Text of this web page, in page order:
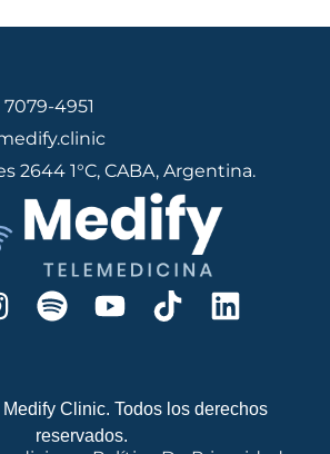
7079-4951
2644 1°C, CABA, Argentina.
Clinic. Todos los derechos
reservados.